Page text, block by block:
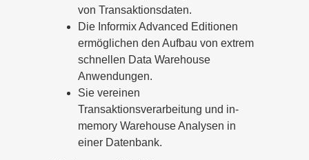
von Transaktionsdaten.
Die Informix Advanced Editionen
ermöglichen den Aufbau von extrem
schnellen Data Warehouse
Anwendungen.
Sie vereinen
Transaktionsverarbeitung und in-
memory Warehouse Analysen in
einer Datenbank.